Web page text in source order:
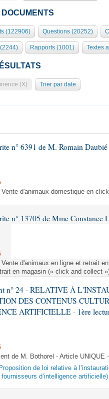
(122906) Questions (20252)
Rapports (1001) Textes
(X) Trier par date
n° 6391 de M. Romain Daubié
d'animaux domestique en
n° 13705 de Mme Constance
d'animaux en ligne et retrait
en magasin (« click and collect
n° 24 - RELATIVE À
DES CONTENUS
ARTIFICIELLE - 1ère
de M. Bothorel - Article UNIQUE -
de loi relative à
d’intelligence artificielle)